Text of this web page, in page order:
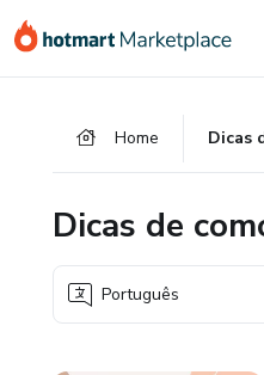
para
para
para
Home
Dicas de
Português